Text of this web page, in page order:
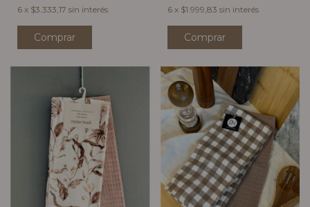
6 x $3.333,17 sin interés
Comprar
6 x $1.999,83 sin interés
Comprar